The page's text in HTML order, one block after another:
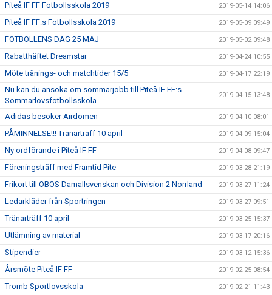
Piteå IF FF Fotbollsskola 2019 2019-05-14 14:06
Piteå IF FF:s Fotbollsskola 2019 2019-05-09 09:49
FOTBOLLENS DAG 25 MAJ 2019-05-02 09:48
Rabatthäftet Dreamstar 2019-04-24 10:55
Möte tränings- och matchtider 15/5 2019-04-17 22:19
Nu kan du ansöka om sommarjobb till Piteå IF FF:s
Sommarlovsfotbollsskola
2019-04-15 13:48
Adidas besöker Airdomen 2019-04-10 08:01
PÅMINNELSE!!! Tränarträff 10 april 2019-04-09 15:04
Ny ordförande i Piteå IF FF 2019-04-08 09:47
Föreningsträff med Framtid Pite 2019-03-28 21:19
Frikort till OBOS Damallsvenskan och Division 2 Norrland 2019-03-27 11:24
Ledarkläder från Sportringen 2019-03-27 09:51
Tränarträff 10 april 2019-03-25 15:37
Utlämning av material 2019-03-17 20:16
Stipendier 2019-03-12 15:36
Årsmöte Piteå IF FF 2019-02-25 08:54
Tromb Sportlovsskola 2019-02-21 11:43